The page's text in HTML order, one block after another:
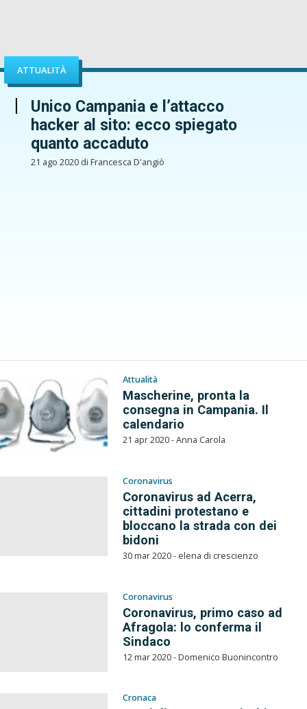
ATTUALITÀ
Unico Campania e l’attacco
hacker al sito: ecco spiegato
quanto accaduto
21 ago 2020 di Francesca D'angiò
Attualità
Mascherine, pronta la
consegna in Campania. Il
calendario
21 apr 2020 - Anna Carola
Coronavirus
Coronavirus ad Acerra,
cittadini protestano e
bloccano la strada con dei
bidoni
30 mar 2020 - elena di crescienzo
Coronavirus
Coronavirus, primo caso ad
Afragola: lo conferma il
Sindaco
12 mar 2020 - Domenico Buonincontro
Cronaca